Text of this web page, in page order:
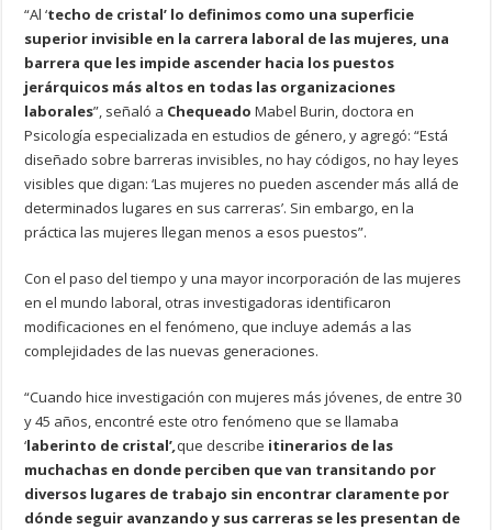
“Al ‘techo de cristal’ lo definimos como una superficie
superior invisible en la carrera laboral de las mujeres, una
barrera que les impide ascender hacia los puestos
jerárquicos más altos en todas las organizaciones
laborales”, señaló a Chequeado Mabel Burin, doctora en
Psicología especializada en estudios de género, y agregó: “Está
diseñado sobre barreras invisibles, no hay códigos, no hay leyes
visibles que digan: ‘Las mujeres no pueden ascender más allá de
determinados lugares en sus carreras’. Sin embargo, en la
práctica las mujeres llegan menos a esos puestos”.
Con el paso del tiempo y una mayor incorporación de las mujeres
en el mundo laboral, otras investigadoras identificaron
modificaciones en el fenómeno, que incluye además a las
complejidades de las nuevas generaciones.
“Cuando hice investigación con mujeres más jóvenes, de entre 30
y 45 años, encontré este otro fenómeno que se llamaba
‘laberinto de cristal’,que describe itinerarios de las
muchachas en donde perciben que van transitando por
diversos lugares de trabajo sin encontrar claramente por
dónde seguir avanzando y sus carreras se les presentan de